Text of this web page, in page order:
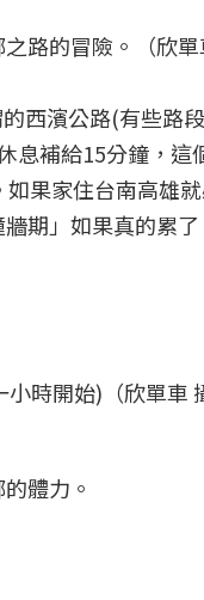
路的冒險。（欣單
西濱公路(有些路
息補給15分鐘，
果家住台南高雄
期」如果真的累
時開始)（欣單車
體力。